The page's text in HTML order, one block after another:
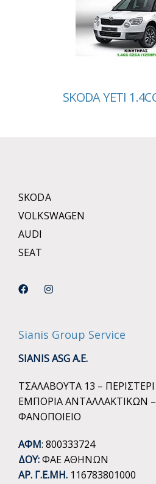
SKODA YETI
SKODA
VOLKSWAGEN
AUDI
SEAT
Sianis Group Service
SIANIS ASG A.E.
ΤΣΑΛΑΒΟΥΤΑ 13 – ΠΕΡΙΣΤΕΡΙ
ΕΜΠΟΡΙΑ ΑΝΤΑΛΛΑΚΤΙΚΩΝ –
ΦΑΝΟΠΟΙΕΙΟ
ΑΦΜ: 800333724
ΔΟΥ:ΦΑΕ ΑΘΗΝΩΝ
ΑΡ. Γ.Ε.ΜΗ. 116783801000